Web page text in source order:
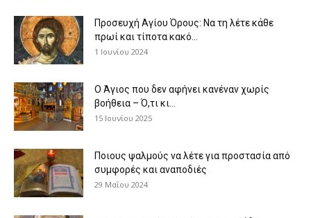
Προσευχή Αγίου Όρους: Να τη λέτε κάθε
πρωί και τίποτα κακό...
1 Ιουνίου 2024
Ο Άγιος που δεν αφήνει κανέναν χωρίς
βοήθεια – Ό,τι κι...
15 Ιουνίου 2025
Ποιους ψαλμούς να λέτε για προστασία από
συμφορές και αναποδιές
29 Μαΐου 2024